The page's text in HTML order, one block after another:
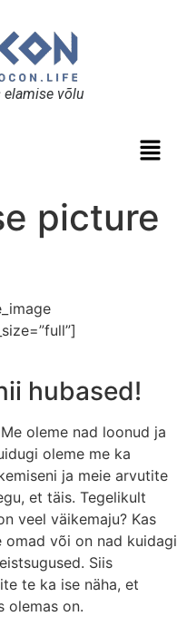
elamise võlu
picture
hubased!
oleme nad loonud ja
oleme me ka
ja meie arvutite
et täis. Tegelikult
veel väikemaju? Kas
omad või on nad kuidagi
Siis
te ka ise näha, et
olemas on.